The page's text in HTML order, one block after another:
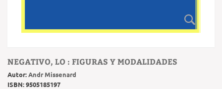
NEGATIVO, LO : FIGURAS Y MODALIDADES
Autor:Andr Missenard
ISBN:9505185197